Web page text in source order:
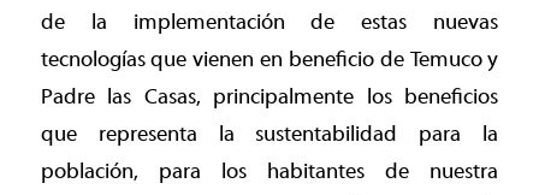
de la implementación de estas nuevas
tecnologías que vienen en beneficio de Temuco y
Padre las Casas, principalmente los beneficios
que representa la sustentabilidad para la
población, para los habitantes de nuestra